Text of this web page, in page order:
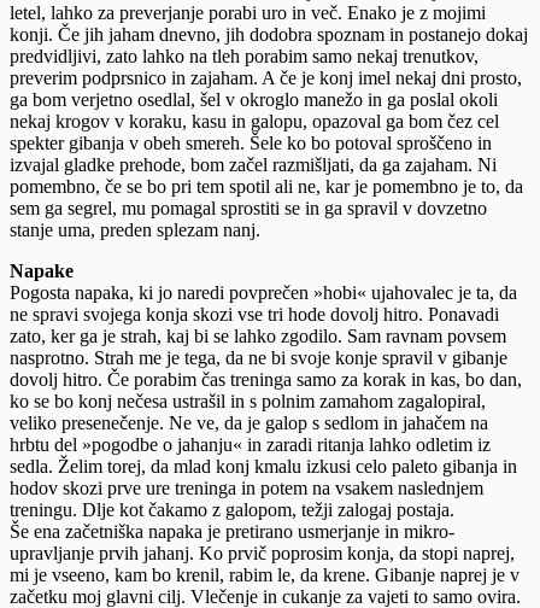
letel, lahko za preverjanje porabi uro in več. Enako je z mojimi
konji. Če jih jaham dnevno, jih dodobra spoznam in postanejo dokaj
predvidljivi, zato lahko na tleh porabim samo nekaj trenutkov,
preverim podprsnico in zajaham. A če je konj imel nekaj dni prosto,
ga bom verjetno osedlal, šel v okroglo manežo in ga poslal okoli
nekaj krogov v koraku, kasu in galopu, opazoval ga bom čez cel
spekter gibanja v obeh smereh. Šele ko bo potoval sproščeno in
izvajal gladke prehode, bom začel razmišljati, da ga zajaham. Ni
pomembno, če se bo pri tem spotil ali ne, kar je pomembno je to, da
sem ga segrel, mu pomagal sprostiti se in ga spravil v dovzetno
stanje uma, preden splezam nanj.
Napake
Pogosta napaka, ki jo naredi povprečen »hobi« ujahovalec je ta, da
ne spravi svojega konja skozi vse tri hode dovolj hitro. Ponavadi
zato, ker ga je strah, kaj bi se lahko zgodilo. Sam ravnam povsem
nasprotno. Strah me je tega, da ne bi svoje konje spravil v gibanje
dovolj hitro. Če porabim čas treninga samo za korak in kas, bo dan,
ko se bo konj nečesa ustrašil in s polnim zamahom zagalopiral,
veliko presenečenje. Ne ve, da je galop s sedlom in jahačem na
hrbtu del »pogodbe o jahanju« in zaradi ritanja lahko odletim iz
sedla. Želim torej, da mlad konj kmalu izkusi celo paleto gibanja in
hodov skozi prve ure treninga in potem na vsakem naslednjem
treningu. Dlje kot čakamo z galopom, težji zalogaj postaja.
Še ena začetniška napaka je pretirano usmerjanje in mikro-
upravljanje prvih jahanj. Ko prvič poprosim konja, da stopi naprej,
mi je vseeno, kam bo krenil, rabim le, da krene. Gibanje naprej je v
začetku moj glavni cilj. Vlečenje in cukanje za vajeti to samo ovira.